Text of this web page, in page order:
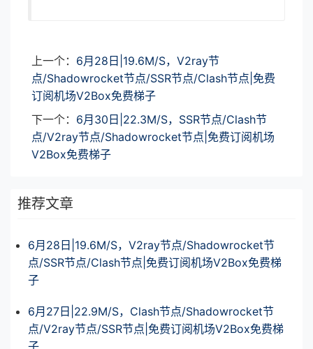
上一个： 6月28日|19.6M/S，V2ray节
点/Shadowrocket节点/SSR节点/Clash节点|免费
订阅机场V2Box免费梯子
下一个： 6月30日|22.3M/S，SSR节点/Clash节
点/V2ray节点/Shadowrocket节点|免费订阅机场
V2Box免费梯子
推荐文章
6月28日|19.6M/S，V2ray节点/Shadowrocket节
点/SSR节点/Clash节点|免费订阅机场V2Box免费梯
子
6月27日|22.9M/S，Clash节点/Shadowrocket节
点/V2ray节点/SSR节点|免费订阅机场V2Box免费梯
子